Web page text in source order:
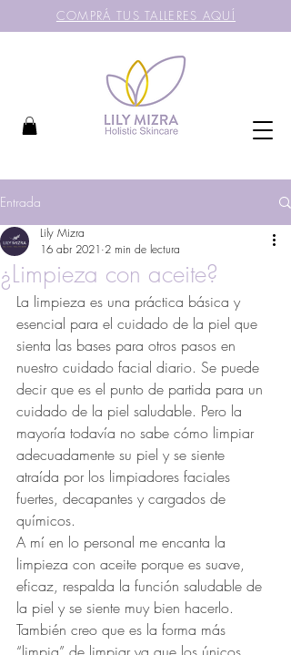
COMPRÁ TUS TALLERES AQUÍ
Entrada
¿Limpieza con aceite?
Lily Mizra
16 abr 2021 2 min de lectura
La limpieza es una práctica básica y
esencial para el cuidado de la piel que
sienta las bases para otros pasos en
nuestro cuidado facial diario. Se puede
decir que es el punto de partida para un
cuidado de la piel saludable. Pero la
mayoría todavía no sabe cómo limpiar
adecuadamente su piel y se siente
atraída por los limpiadores faciales
fuertes, decapantes y cargados de
químicos.
A mí en lo personal me encanta la
limpieza con aceite porque es suave,
eficaz, respalda la función saludable de
la piel y se siente muy bien hacerlo.
También creo que es la forma más